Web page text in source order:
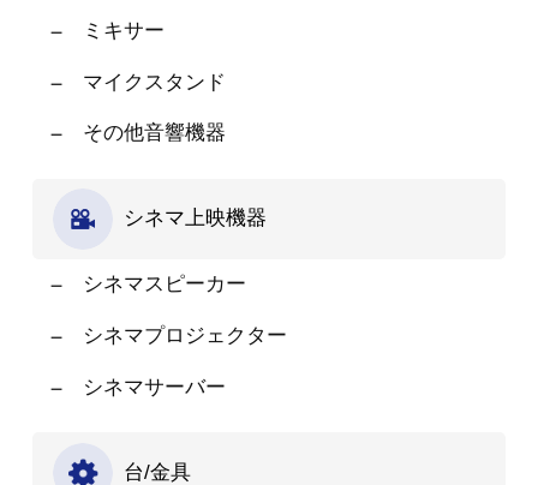
ミキサー
マイクスタンド
その他音響機器
シネマ上映機器
シネマスピーカー
シネマプロジェクター
シネマサーバー
台/金具